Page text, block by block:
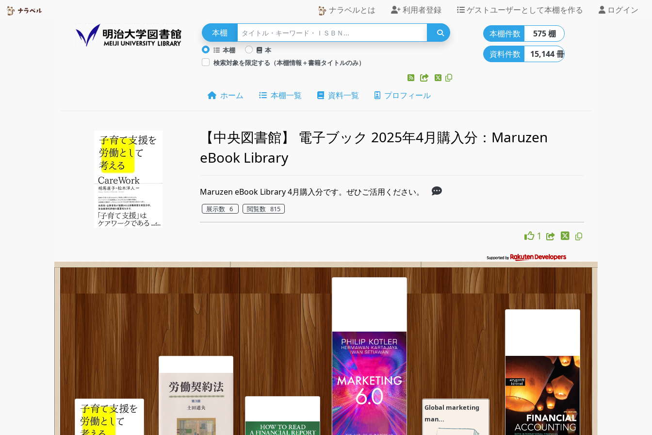
ナラベルとは 利用者登録 ゲストユーザーとして本棚を作る ログイン
本棚
本棚
本
検索対象を限定する（本棚情報＋書籍タイトルのみ）
ホーム 本棚一覧 資料一覧 プロフィール
本棚件数
575 棚
資料件数
15,144 冊
【中央図書館】 電子ブック 2025年4月購入分：Maruzen
eBook Library
Maruzen eBook Library 4月購入分です。ぜひご活用ください。
展示数 6 閲覧数 815
1
Global marketing
man...